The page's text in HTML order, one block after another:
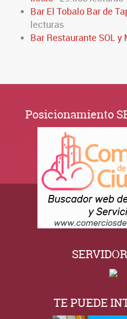
Bar El Tobalo Bar de
lecturas
Bar Restaurante SOL y
Posicionamiento
TE PUEDE